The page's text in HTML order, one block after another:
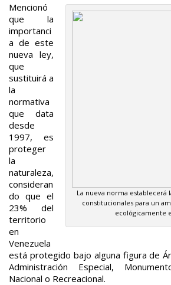
La nueva norma establecerá
constitucionales para un
ecológicamente
Mencionó
que la
importanci
a de este
nueva ley,
que
sustituirá a
la
normativa
que data
desde
1997, es
proteger
la
naturaleza,
consideran
do que el
23% del
territorio
en
Venezuela
está protegido bajo alguna figura de
Administración Especial,
Nacional o Recreacional.